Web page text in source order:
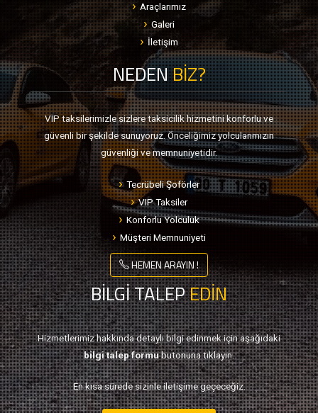
Araçlarımız
Galeri
İletişim
NEDENBİZ?
VIP taksilerimizle sizlere taksicilik hizmetini konforlu ve
güvenli bir şekilde sunuyoruz. Önceliğimiz yolcularımızın
güvenliği ve memnuniyetidir.
Tecrübeli Şoförler
VIP Taksiler
Konforlu Yolculuk
Müşteri Memnuniyeti
HEMEN ARAYIN !
BİLGİ TALEPEDİN
Hizmetlerimiz hakkında detaylı bilgi edinmek için aşağıdaki
bilgi talep formubutonuna tıklayın.
En kısa sürede sizinle iletişime geçeceğiz.